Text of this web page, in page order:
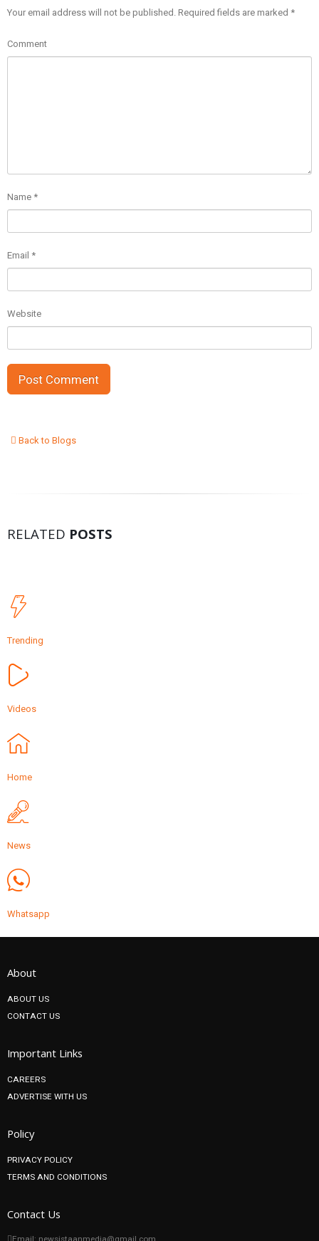
Your email address will not be published. Required fields are marked *
Comment
Name *
Email *
Website
Back to Blogs
RELATED POSTS
Trending
Videos
Home
News
Whatsapp
About
ABOUT US
CONTACT US
Important Links
CAREERS
ADVERTISE WITH US
Policy
PRIVACY POLICY
TERMS AND CONDITIONS
Contact Us
Email: newsistaanmedia@gmail.com